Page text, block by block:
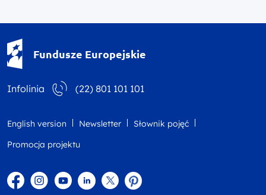
Fundusze Europejskie
Infolinia (22) 801 101 101
English version Newsletter
Słownik pojęć
Promocja projektu
FacebookInstagram
YouTubeLinkedintwitterPinterest